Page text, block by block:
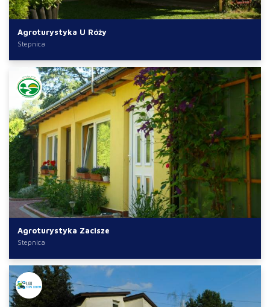
Agroturystyka U Róży
Stepnica
Agroturystyka Zacisze
Stepnica